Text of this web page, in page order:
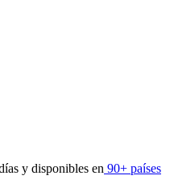
y disponibles en 90+ países